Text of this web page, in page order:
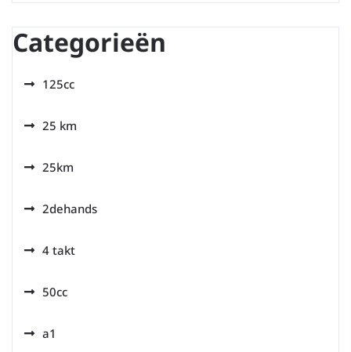
Categorieën
125cc
25 km
25km
2dehands
4 takt
50cc
a1